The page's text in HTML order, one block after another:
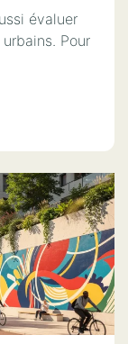
évaluer
Pour